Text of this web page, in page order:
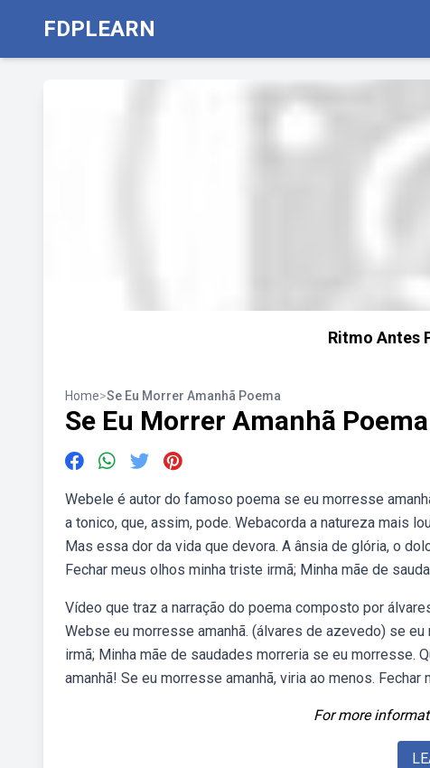
FDPLEARN
‎Ritmo Antes
Home>Se Eu Morrer Amanhã Poema
Se Eu Morrer Amanhã Poema
Webele é autor do famoso poema se eu morresse
a tonico, que, assim, pode. Webacorda a natureza mais
Mas essa dor da vida que devora. A ânsia de glória, o
Fechar meus olhos minha triste irmã; Minha mãe de
Vídeo que traz a narração do poema composto por
Webse eu morresse amanhã. (álvares de azevedo) se
irmã; Minha mãe de saudades morreria se eu morresse.
amanhã! Se eu morresse amanhã, viria ao menos.
For more